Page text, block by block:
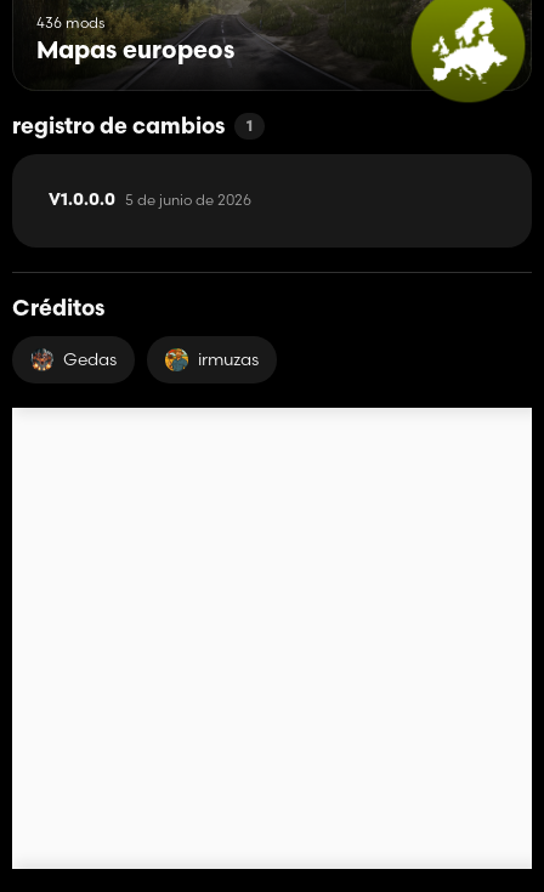
436 mods
Mapas europeos
registro de cambios 1
V1.0.0.0 5 de junio de 2026
Créditos
Gedas irmuzas